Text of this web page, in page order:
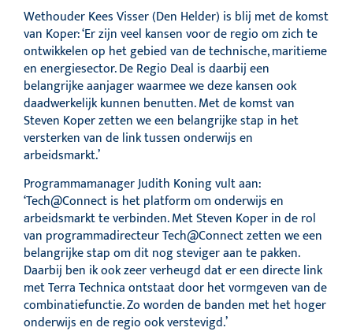
Wethouder Kees Visser (Den Helder) is blij met de komst
van Koper: ‘Er zijn veel kansen voor de regio om zich te
ontwikkelen op het gebied van de technische, maritieme
en energiesector. De Regio Deal is daarbij een
belangrijke aanjager waarmee we deze kansen ook
daadwerkelijk kunnen benutten. Met de komst van
Steven Koper zetten we een belangrijke stap in het
versterken van de link tussen onderwijs en
arbeidsmarkt.’
Programmamanager Judith Koning vult aan:
‘Tech@Connect is het platform om onderwijs en
arbeidsmarkt te verbinden. Met Steven Koper in de rol
van programmadirecteur Tech@Connect zetten we een
belangrijke stap om dit nog steviger aan te pakken.
Daarbij ben ik ook zeer verheugd dat er een directe link
met Terra Technica ontstaat door het vormgeven van de
combinatiefunctie. Zo worden de banden met het hoger
onderwijs en de regio ook verstevigd.’